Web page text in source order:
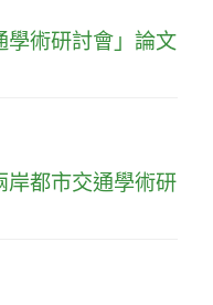
術研討會」論文
都市交通學術研